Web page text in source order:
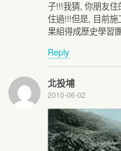
子!!!我猜, 你朋友
住過!!!但是, 目前
果組得成歷史學習
Reply
北投埔
2010-06-02